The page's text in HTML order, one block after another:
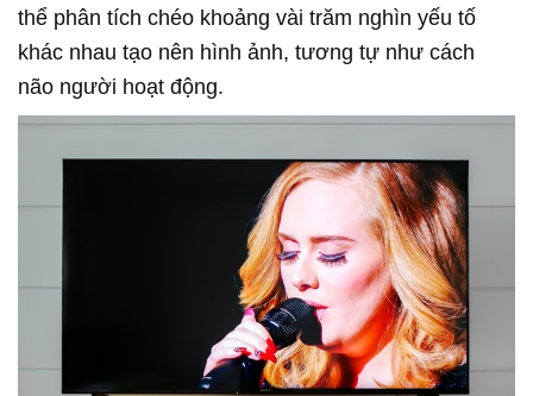
thể phân tích chéo khoảng vài trăm nghìn yếu tố
khác nhau tạo nên hình ảnh, tương tự như cách
não người hoạt động.